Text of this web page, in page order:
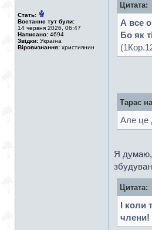
Стать:
Востаннє тут були:
14 червня 2026, 06:47
Написано: 4694
Звідки: Україна
Віровизнання: християнин
Цитата:
А все
Бо як
Тарас
Але це
Я думаю,
Цитата:
І коли
члени!